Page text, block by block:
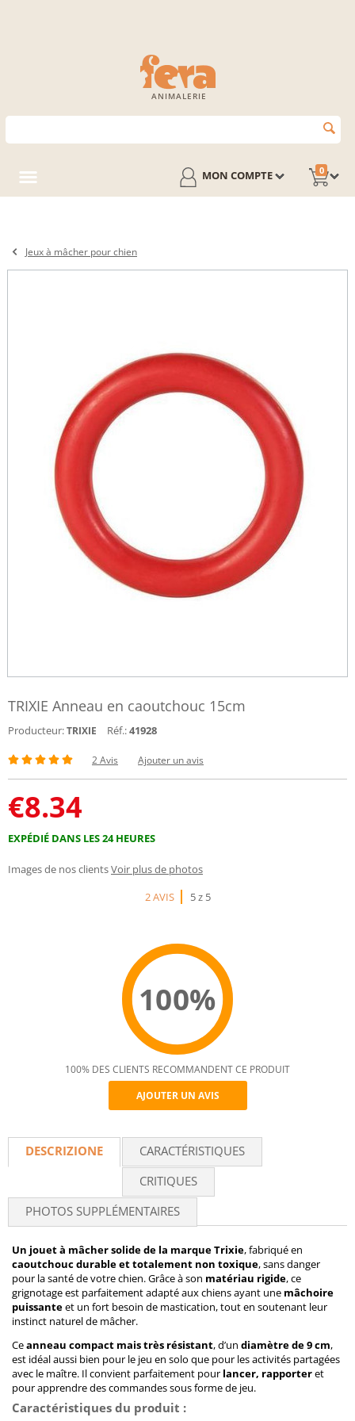
ANIMALERIE
0
MON COMPTE
Jeux à mâcher pour chien
TRIXIE Anneau en caoutchouc 15cm
Producteur:TRIXIE Réf.:41928
2 Avis Ajouter un avis
€8.34
EXPÉDIÉ DANS LES 24 HEURES
Images de nos clientsVoir plus de photos
2 AVIS
5 z 5
100%
Recommend
100% DES CLIENTS RECOMMANDENT CE PRODUIT
AJOUTER UN AVIS
DESCRIZIONE
CARACTÉRISTIQUES
CRITIQUES
PHOTOS SUPPLÉMENTAIRES
Un jouet à mâcher solide de la marque Trixie, fabriqué en
caoutchouc durable et totalement non toxique, sans danger
pour la santé de votre chien. Grâce à son matériau rigide, ce
grignotage est parfaitement adapté aux chiens ayant une mâchoire
puissanteet un fort besoin de mastication, tout en soutenant leur
instinct naturel de mâcher.
Ceanneau compact mais très résistant, d’un diamètre de 9 cm,
est idéal aussi bien pour le jeu en solo que pour les activités partagées
avec le maître. Il convient parfaitement pour lancer, rapporteret
pour apprendre des commandes sous forme de jeu.
Caractéristiques du produit :